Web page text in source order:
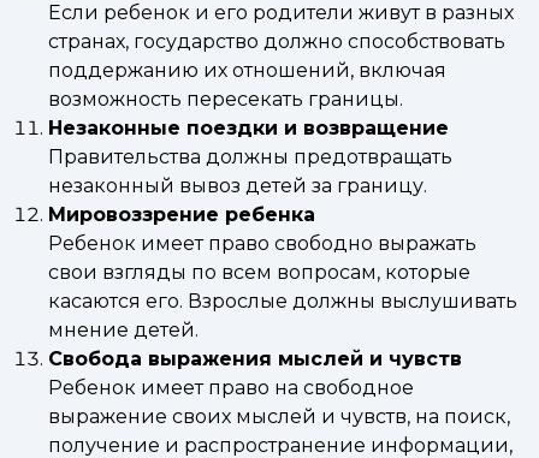
Если ребенок и его родители живут в разных
странах, государство должно способствовать
поддержанию их отношений, включая
возможность пересекать границы.
Незаконные поездки и возвращение
Правительства должны предотвращать
незаконный вывоз детей за границу.
Мировоззрение ребенка
Ребенок имеет право свободно выражать
свои взгляды по всем вопросам, которые
касаются его. Взрослые должны выслушивать
мнение детей.
Свобода выражения мыслей и чувств
Ребенок имеет право на свободное
выражение своих мыслей и чувств, на поиск,
получение и распространение информации,